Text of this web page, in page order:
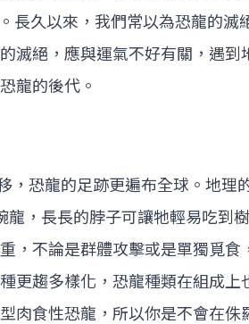
長久以來，我們常以為恐龍的滅
滅絕，應與運氣不好有關，遇到
龍的後代。
，恐龍的足跡更遍布全球。地理
，長長的脖子可讓牠輕易吃到
，不論是群體攻擊或是單獨覓食
更趨多樣化，恐龍種類在組成上
肉食性恐龍，所以你是不會在侏